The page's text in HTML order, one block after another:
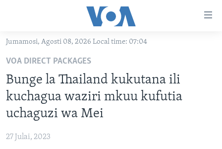
Nenda
kuu
Nenda
katika
urambazaji
Nenda
tafuta
TANZANIA
JAMHURI YA KIDEMOKRASIA YA KONGO
UGANDA
DUNIANI LEO
MAISHA NA AFYA
MATANGAZO YETU
ALFAJIRI 0300 UTC
JIONI 1630 UTC
JARIDA LA WIKIENDI
Jumamosi, Agosti 08, 2026 Local time: 07:04
VOA DIRECT PACKAGES
Bunge la Thailand kukutana ili
kuchagua waziri mkuu kufutia
uchaguzi wa Mei
27 Julai, 2023